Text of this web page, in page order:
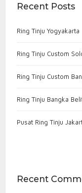
Recent Posts
Ring Tinju Yogyakarta
Ring Tinju Custom
Ring Tinju Custom
Ring Tinju Bangka
Pusat Ring Tinju
Recent